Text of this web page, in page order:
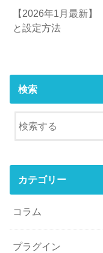
【2026年1月最新
と設定方法
検索
カテゴリー
コラム
プラグイン